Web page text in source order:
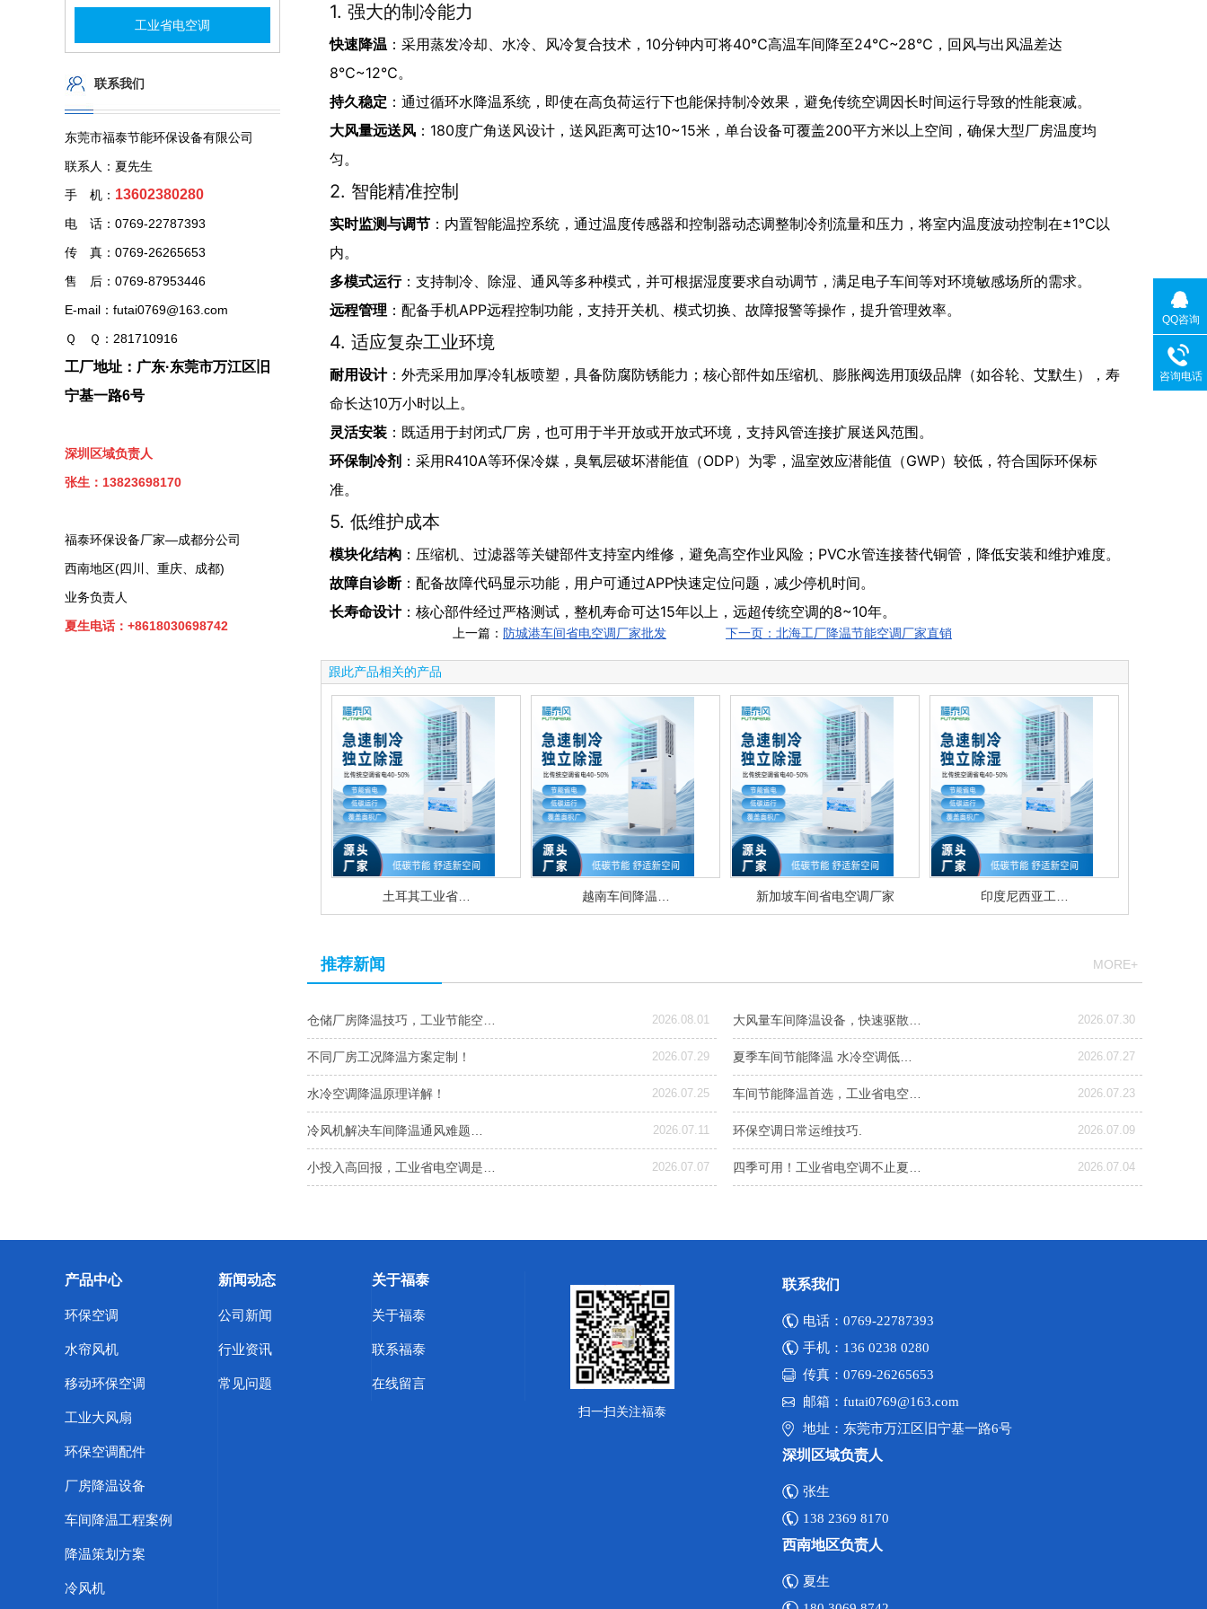
工业省电空调
联系我们
东莞市福泰节能环保设备有限公司
联系人：夏先生
手 机： 13602380280
电 话：0769-22787393
传 真：0769-26265653
售 后：0769-87953446
E-mail：futai0769@163.com
Ｑ Ｑ：281710916
工厂地址：广东·东莞市万江区旧
宁基一路6号
深圳区域负责人
张生：13823698170
福泰环保设备厂家—成都分公司
西南地区(四川、重庆、成都)
业务负责人
夏生电话：+8618030698742
1. 强大的制冷能力
快速降温 ：采用蒸发冷却、水冷、风冷复合技术，10分钟内可将40℃高温车间降至24℃~28℃，回风与出风温差达
8℃~12℃。
持久稳定 ：通过循环水降温系统，即使在高负荷运行下也能保持制冷效果，避免传统空调因长时间运行导致的性能衰减。
大风量远送风 ：180度广角送风设计，送风距离可达10~15米，单台设备可覆盖200平方米以上空间，确保大型厂房温度均
匀。
2. 智能精准控制
实时监测与调节 ：内置智能温控系统，通过温度传感器和控制器动态调整制冷剂流量和压力，将室内温度波动控制在±1℃以
内。
多模式运行：支持制冷、除湿、通风等多种模式，并可根据湿度要求自动调节，满足电子车间等对环境敏感场所的需求。
远程管理 ：配备手机APP远程控制功能，支持开关机、模式切换、故障报警等操作，提升管理效率。
4. 适应复杂工业环境
耐用设计：外壳采用加厚冷轧板喷塑，具备防腐防锈能力；核心部件如压缩机、膨胀阀选用顶级品牌（如谷轮、艾默生），寿
命长达10万小时以上。
灵活安装 ：既适用于封闭式厂房，也可用于半开放或开放式环境，支持风管连接扩展送风范围。
环保制冷剂 ：采用R410A等环保冷媒，臭氧层破坏潜能值（ODP）为零，温室效应潜能值（GWP）较低，符合国际环保标
准。
5. 低维护成本
模块化结构 ：压缩机、过滤器等关键部件支持室内维修，避免高空作业风险；PVC水管连接替代铜管，降低安装和维护难度。
故障自诊断：配备故障代码显示功能，用户可通过APP快速定位问题，减少停机时间。
长寿命设计：核心部件经过严格测试，整机寿命可达15年以上，远超传统空调的8~10年。
上一篇： 防城港车间省电空调厂家批发 下一页：北海工厂降温节能空调厂家直销
跟此产品相关的产品
土耳其工业省… 越南车间降温… 新加坡车间省电空调厂家 印度尼西亚工…
推荐新闻 MORE+
仓储厂房降温技巧，工业节能空… 2026.08.01 大风量车间降温设备，快速驱散… 2026.07.30
不同厂房工况降温方案定制！ 2026.07.29 夏季车间节能降温 水冷空调低… 2026.07.27
水冷空调降温原理详解！ 2026.07.25 车间节能降温首选，工业省电空… 2026.07.23
冷风机解决车间降温通风难题… 2026.07.11 环保空调日常运维技巧. 2026.07.09
小投入高回报，工业省电空调是… 2026.07.07 四季可用！工业省电空调不止夏… 2026.07.04
产品中心
环保空调
水帘风机
移动环保空调
工业大风扇
环保空调配件
厂房降温设备
车间降温工程案例
降温策划方案
冷风机
新闻动态
公司新闻
行业资讯
常见问题
关于福泰
关于福泰
联系福泰
在线留言
扫一扫关注福泰
联系我们
电话：0769-22787393
手机：136 0238 0280
传真：0769-26265653
邮箱：futai0769@163.com
地址：东莞市万江区旧宁基一路6号
深圳区域负责人
张生
138 2369 8170
西南地区负责人
夏生
QQ咨询
咨询电话